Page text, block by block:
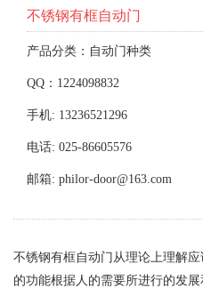
不锈钢有框自动门
产品分类：自动门种类
QQ：1224098832
手机: 13236521296
电话: 025-86605576
邮箱: philor-door@163.com
不锈钢有框自动门从理论上理解
的功能根据人的需要所进行的发